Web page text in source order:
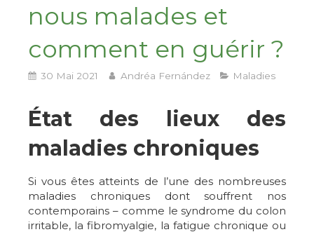
nous malades et
comment en guérir ?
30 Mai 2021 Andréa Fernández Maladies
État des lieux des
maladies chroniques
Si vous êtes atteints de l’une des nombreuses
maladies chroniques dont souffrent nos
contemporains – comme le syndrome du colon
irritable, la fibromyalgie, la fatigue chronique ou